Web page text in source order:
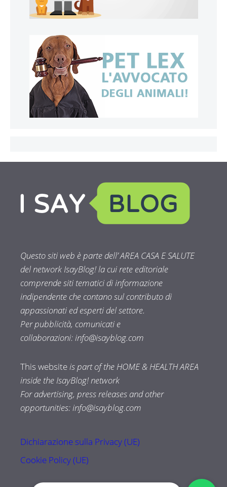
Questo siti web è parte dell’ AREA CASA E SALUTE
del network IsayBlog! la cui rete editoriale
comprende siti tematici di informazione
indipendente che contano sul contributo di
appassionati ed esperti del settore.
Per pubblicità, comunicati e
collaborazioni:info@isayblog.com
This websiteis part of the HOME & HEALTH AREA
inside the IsayBlog! network
For advertising, press releases and other
opportunities:info@isayblog.com
Dichiarazione sulla Privacy (UE)
Cookie Policy (UE)